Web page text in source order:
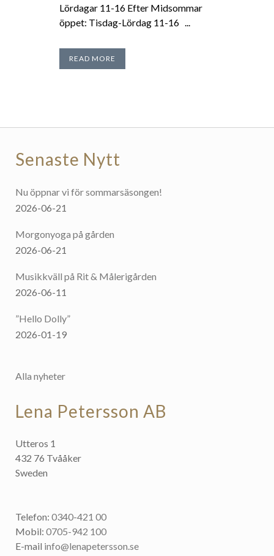
Lördagar 11-16 Efter Midsommar
öppet: Tisdag-Lördag 11-16 ...
READ MORE
Senaste Nytt
Nu öppnar vi för sommarsäsongen!
2026-06-21
Morgonyoga på gården
2026-06-21
Musikkväll på Rit & Målerigården
2026-06-11
”Hello Dolly”
2026-01-19
Alla nyheter
Lena Petersson AB
Utteros 1
432 76 Tvååker
Sweden
Telefon: 0340-421 00
Mobil: 0705-942 100
E-mail info@lenapetersson.se